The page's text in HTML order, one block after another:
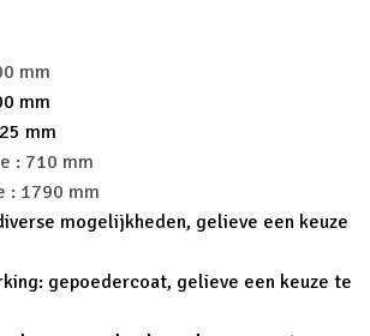
mm
mm
mm
: 710 mm
: 1790 mm
mogelijkheden, gelieve een keuze
gepoedercoat, gelieve een keuze te